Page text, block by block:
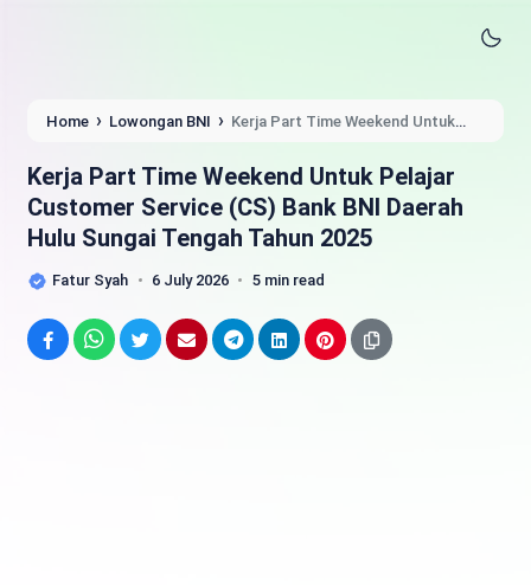
Home › Lowongan BNI › Kerja Part Time Weekend Untuk
Tengah Tahun 2025
Kerja Part Time Weekend Untuk Pelajar
Customer Service (CS) Bank BNI Daerah
Hulu Sungai Tengah Tahun 2025
Fatur Syah 6 July 2026 5 min read